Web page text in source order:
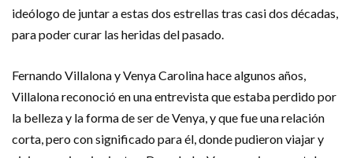
ideólogo de juntar a estas dos estrellas tras casi dos décadas,
para poder curar las heridas del pasado.
Fernando Villalona y Venya Carolina hace algunos años,
Villalona reconoció en una entrevista que estaba perdido por
la belleza y la forma de ser de Venya, y que fue una relación
corta, pero con significado para él, donde pudieron viajar y